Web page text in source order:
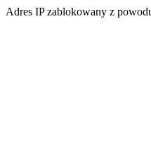
Adres IP zablokowany z